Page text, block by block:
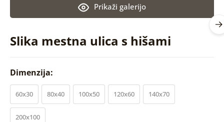
Slika mestna ulica s hišami
Prikaži galerijo
Dimenzija:
60x30 80x40 100x50 120x60 140x70
200x100